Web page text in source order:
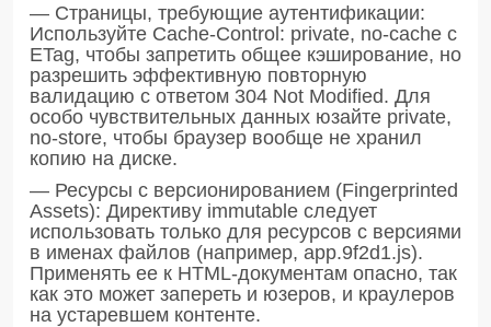
— Страницы, требующие аутентификации:
Используйте Cache-Control: private, no-cache с
ETag, чтобы запретить общее кэширование, но
разрешить эффективную повторную
валидацию с ответом 304 Not Modified. Для
особо чувствительных данных юзайте private,
no-store, чтобы браузер вообще не хранил
копию на диске.
— Ресурсы с версионированием (Fingerprinted
Assets): Директиву immutable следует
использовать только для ресурсов с версиями
в именах файлов (например, app.9f2d1.js).
Применять ее к HTML-документам опасно, так
как это может запереть и юзеров, и краулеров
на устаревшем контенте.